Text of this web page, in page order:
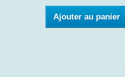
Ajouter au panier